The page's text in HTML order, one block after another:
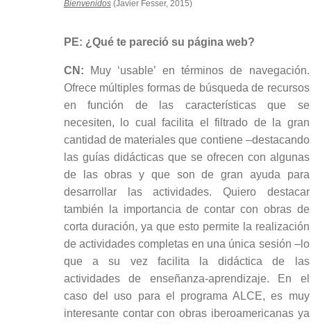
Bienvenidos (Javier Fesser, 2015)
PE: ¿Qué te pareció su página web?
CN: Muy ‘usable’ en términos de navegación.
Ofrece múltiples formas de búsqueda de recursos
en función de las características que se
necesiten, lo cual facilita el filtrado de la gran
cantidad de materiales que contiene –destacando
las guías didácticas que se ofrecen con algunas
de las obras y que son de gran ayuda para
desarrollar las actividades. Quiero destacar
también la importancia de contar con obras de
corta duración, ya que esto permite la realización
de actividades completas en una única sesión –lo
que a su vez facilita la didáctica de las
actividades de enseñanza-aprendizaje. En el
caso del uso para el programa ALCE, es muy
interesante contar con obras iberoamericanas ya